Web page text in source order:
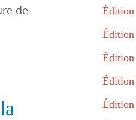
de
Édition
Édition
Édition
Édition
Édition